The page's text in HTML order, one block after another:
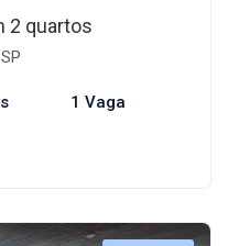
2 quartos
1 Vaga